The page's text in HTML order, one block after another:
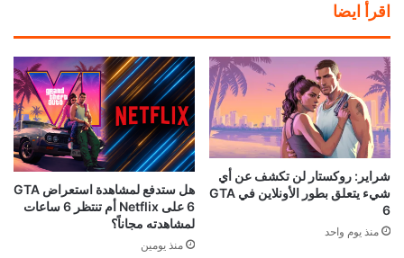
اقرأ ايضا
شراير: روكستار لن تكشف عن أي
شيء يتعلق بطور الأونلاين في GTA
6
منذ يوم واحد
هل ستدفع لمشاهدة استعراض GTA
6 على Netflix أم تنتظر 6 ساعات
لمشاهدته مجاناً؟
منذ يومين